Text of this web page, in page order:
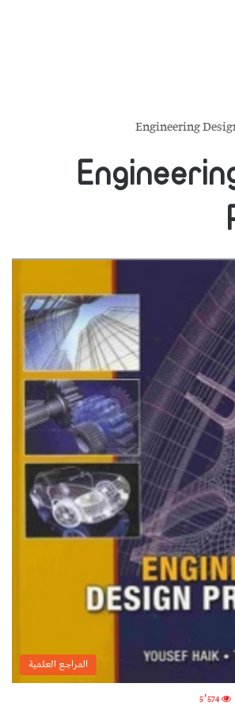
Engineering
المراجع العلمية
5٬574